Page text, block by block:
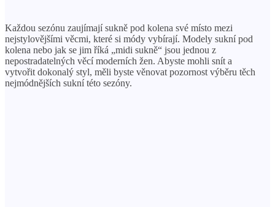
Každou sezónu zaujímají sukně pod kolena své místo mezi
nejstylovějšími věcmi, které si módy vybírají. Modely sukní pod
kolena nebo jak se jim říká „midi sukně“ jsou jednou z
nepostradatelných věcí moderních žen. Abyste mohli snít a
vytvořit dokonalý styl, měli byste věnovat pozornost výběru těch
nejmódnějších sukní této sezóny.